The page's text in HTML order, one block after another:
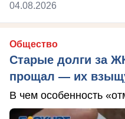
04.08.2026
Общество
Старые долги за
прощал — их
В чем особенность